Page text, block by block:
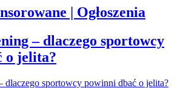
| Ogłoszenia
– dlaczego sportowcy
o jelita?